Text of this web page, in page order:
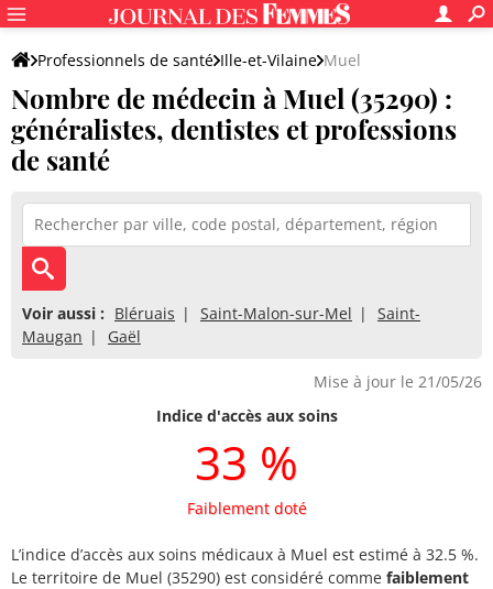
Professionnels de santé Ille-et-Vilaine Muel
Nombre de médecin à Muel (35290) :
généralistes, dentistes et professions
de santé
Voir aussi : Bléruais Saint-Malon-sur-Mel
Saint-
Maugan
Gaël
Mise à jour le 21/05/26
Indice d'accès aux soins
33 %
Faiblement doté
L’indice d’accès aux soins médicaux à Muel est estimé à 32.5 %.
Le territoire de Muel (35290) est considéré comme faiblement